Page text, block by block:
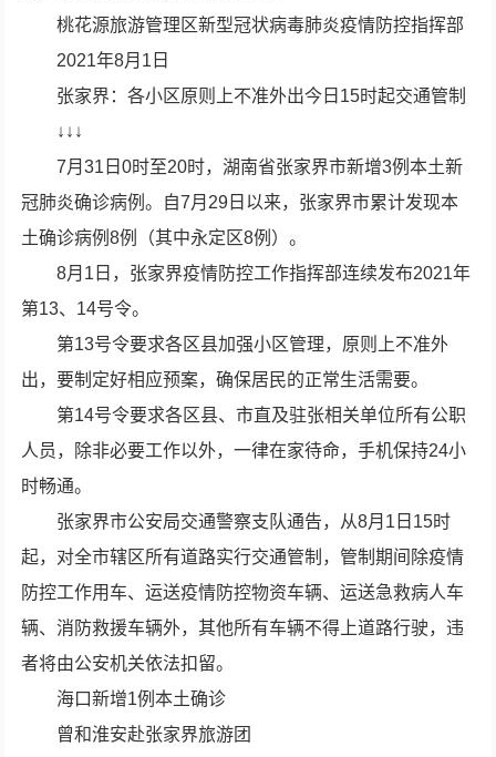
桃花源旅游管理区新型冠状病毒肺炎疫情防控指挥部
2021年8月1日
张家界：各小区原则上不准外出今日15时起交通管制
↓↓↓
7月31日0时至20时，湖南省张家界市新增3例本土新
冠肺炎确诊病例。自7月29日以来，张家界市累计发现本
土确诊病例8例（其中永定区8例）。
8月1日，张家界疫情防控工作指挥部连续发布2021年
第13、14号令。
第13号令要求各区县加强小区管理，原则上不准外
出，要制定好相应预案，确保居民的正常生活需要。
第14号令要求各区县、市直及驻张相关单位所有公职
人员，除非必要工作以外，一律在家待命，手机保持24小
时畅通。
张家界市公安局交通警察支队通告，从8月1日15时
起，对全市辖区所有道路实行交通管制，管制期间除疫情
防控工作用车、运送疫情防控物资车辆、运送急救病人车
辆、消防救援车辆外，其他所有车辆不得上道路行驶，违
者将由公安机关依法扣留。
海口新增1例本土确诊
曾和淮安赴张家界旅游团